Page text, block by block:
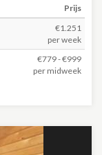
Prijs
€1.251
per week
€779 - €999
per midweek